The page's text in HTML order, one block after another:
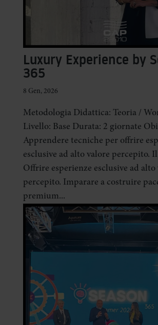
Luxury Experience by
365
8 Gen, 2026
Metodologia Didattica: Teoria /
Livello: Base Durata: 2 giornate
Apprendere tecniche per offrire
esclusive ad alto valore percepito.
Offrire esperienze esclusive ad alto
percepito. Imparare a costruire
premium...